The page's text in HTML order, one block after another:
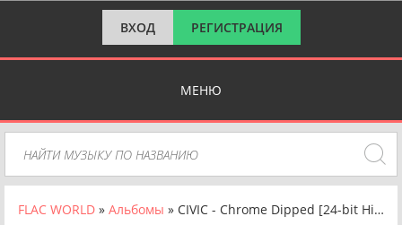
ВХОД РЕГИСТРАЦИЯ
МЕНЮ
FLAC WORLD » Альбомы » CIVIC - Chrome Dipped [24-bit Hi-Res] (2025) FLAC